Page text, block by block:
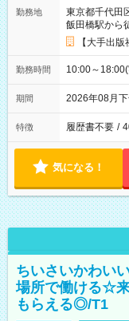
勤務地
東京都千代田
飯田橋駅から
【大手出
勤務時間 10:00～
期間 2026年08月
特徴 履歴書不要 /
気になる！
ちいさいかわい
場所で働ける☆
もらえる◎/T1